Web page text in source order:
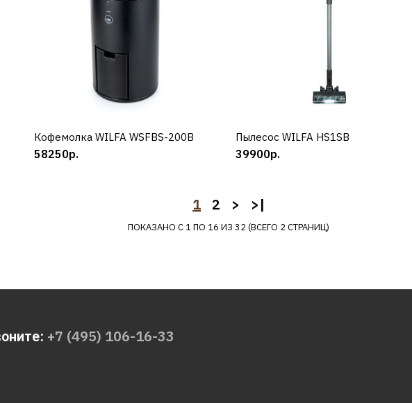
КУПИТЬ
ДОБАВИТЬ К СРАВНЕНИЮ
516 W
КУПИТЬ
Кофемолка WILFA WSFBS-200B
58250р.
КУПИТЬ
Пылесос WILFA HS1SB
39900р.
1 2 > >|
ПОКАЗАНО С 1 ПО 16 ИЗ 32 (ВСЕГО 2 СТРАНИЦ)
+7 (495) 106-16-33